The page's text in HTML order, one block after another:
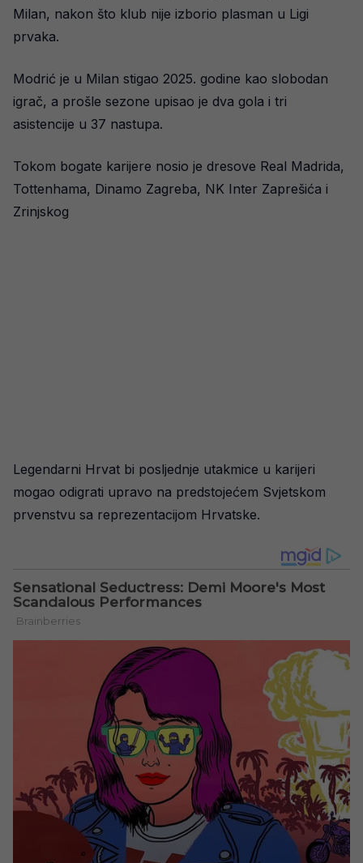
Milan, nakon što klub nije izborio plasman u Ligi
prvaka.
Modrić je u Milan stigao 2025. godine kao slobodan
igrač, a prošle sezone upisao je dva gola i tri
asistencije u 37 nastupa.
Tokom bogate karijere nosio je dresove Real Madrida,
Tottenhama, Dinamo Zagreba, NK Inter Zaprešića i
Zrinjskog
Legendarni Hrvat bi posljednje utakmice u karijeri
mogao odigrati upravo na predstojećem Svjetskom
prvenstvu sa reprezentacijom Hrvatske.